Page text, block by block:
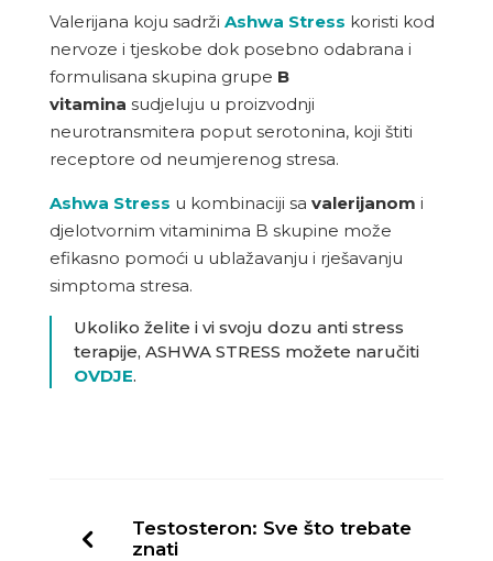
Valerijana koju sadrži Ashwa Stress koristi kod
nervoze i tjeskobe dok posebno odabrana i
formulisana skupina grupe B
vitamina sudjeluju u proizvodnji
neurotransmitera poput serotonina, koji štiti
receptore od neumjerenog stresa.
Ashwa Stress u kombinaciji sa valerijanom i
djelotvornim vitaminima B skupine može
efikasno pomoći u ublažavanju i rješavanju
simptoma stresa.
Ukoliko želite i vi svoju dozu anti stress
terapije, ASHWA STRESS možete naručiti
OVDJE.
Testosteron: Sve što trebate
znati